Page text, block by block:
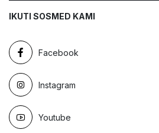
IKUTI SOSMED KAMI
Facebook
Instagram
Youtube